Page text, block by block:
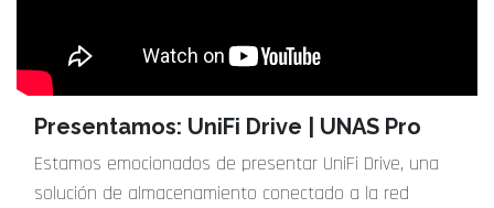
Presentamos: UniFi Drive | UNAS Pro
Estamos emocionados de presentar UniFi Drive, una
solución de almacenamiento conectado a la red